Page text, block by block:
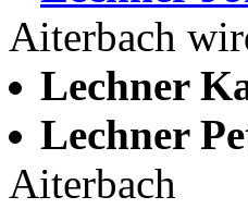
Aiterbach
Lechner
Lechner
Aiterbach